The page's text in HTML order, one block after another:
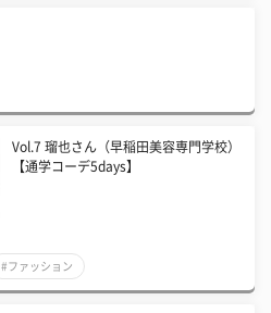
Vol.7 瑠也さん（早稲田美容専門学校）
【通学コーデ5days】
#ファッション